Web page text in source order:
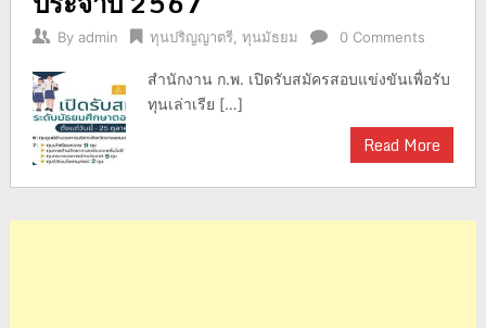
By admin ทุนปริญญาตรี, ทุนมัธยม 0 Comments
สำนักงาน ก.พ. เปิดรับสมัครสอบแข่งขันเพื่อรับ
ทุนเล่าเรีย […]
Read More